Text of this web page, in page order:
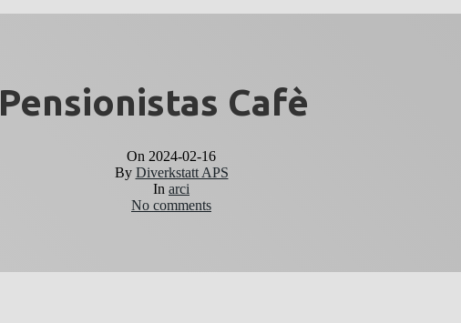
Pensionistas Cafè
On 2024-02-16
By Diverkstatt APS
In arci
No comments